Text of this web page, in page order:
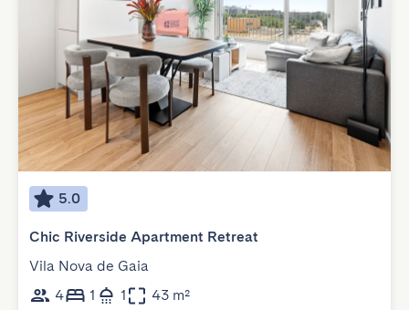
5.0
Chic Riverside Apartment Retreat
Vila Nova de Gaia
4
1 1 43 m²